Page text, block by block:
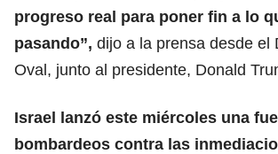
progreso real para poner fin a lo
pasando”, dijo a la prensa desde el
Oval, junto al presidente, Donald
Israel lanzó este miércoles una
bombardeos contra las